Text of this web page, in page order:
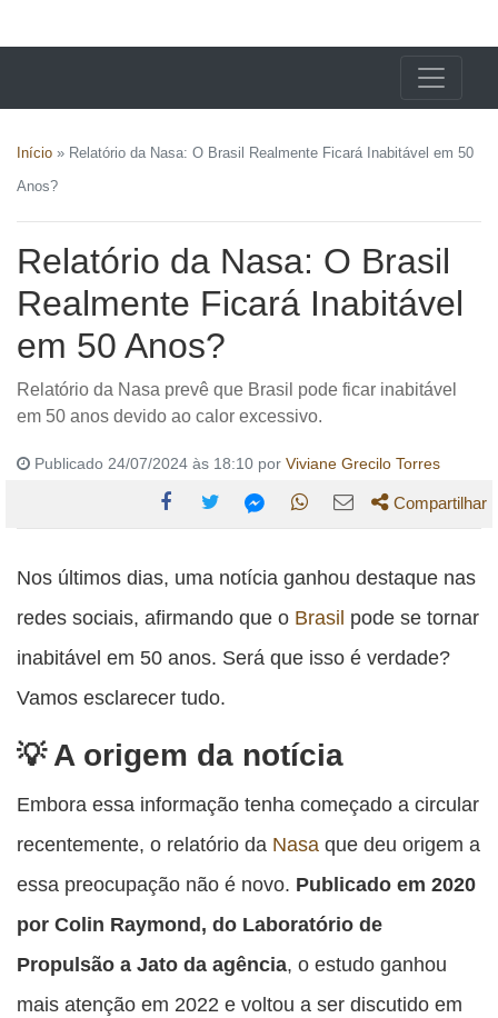
Início » Relatório da Nasa: O Brasil Realmente Ficará Inabitável em 50
Anos?
Relatório da Nasa: O Brasil
Realmente Ficará Inabitável
em 50 Anos?
Relatório da Nasa prevê que Brasil pode ficar inabitável
em 50 anos devido ao calor excessivo.
Publicado 24/07/2024 às 18:10 por Viviane Grecilo Torres
esta
publicação
esta
publicação
esta
publicação
com
esta
publicação
esta
publicação
Compartilhar
Nos últimos dias, uma notícia ganhou destaque nas
redes sociais, afirmando que o Brasil pode se tornar
inabitável em 50 anos. Será que isso é verdade?
Vamos esclarecer tudo.
A origem da notícia
Embora essa informação tenha começado a circular
recentemente, o relatório da Nasa que deu origem a
essa preocupação não é novo. Publicado em 2020
por Colin Raymond, do Laboratório de
Propulsão a Jato da agência, o estudo ganhou
mais atenção em 2022 e voltou a ser discutido em